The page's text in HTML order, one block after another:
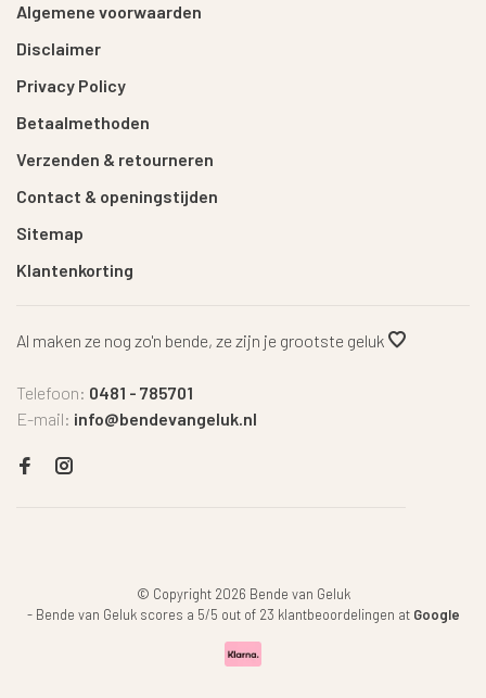
Algemene voorwaarden
Disclaimer
Privacy Policy
Betaalmethoden
Verzenden & retourneren
Contact & openingstijden
Sitemap
Klantenkorting
Al maken ze nog zo'n bende, ze zijn je grootste geluk
Telefoon: 0481 - 785701
E-mail: info@bendevangeluk.nl
© Copyright 2026 Bende van Geluk
- Bende van Geluk scores a 5/5 out of 23 klantbeoordelingen at Google